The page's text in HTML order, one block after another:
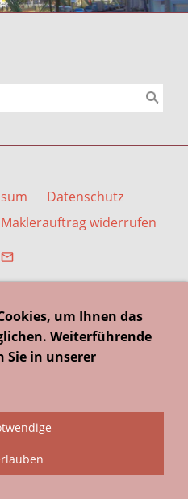
Datenschutz
Maklerauftrag widerrufen
um Ihnen das
Weiterführende
in unserer